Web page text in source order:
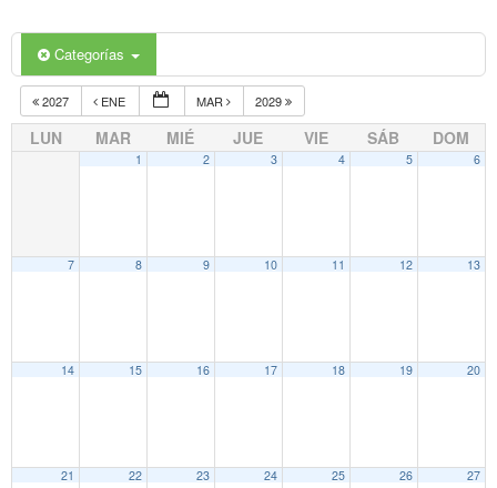
Categorías
2027 ENE MAR 2029
LUN MAR MIÉ JUE VIE SÁB DOM
1 2 3 4 5 6
7 8 9 10 11 12 13
14 15 16 17 18 19 20
21 22 23 24 25 26 27